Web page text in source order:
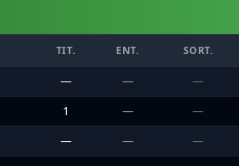
TIT. ENT. SORT.
— — —
1 — —
— — —